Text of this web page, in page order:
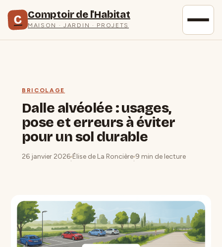
C Comptoir de l'Habitat
MAISON · JARDIN · PROJETS
BRICOLAGE
Dalle alvéolée : usages,
pose et erreurs à éviter
pour un sol durable
26 janvier 2026
·
Élise de La Roncière
·
9 min de lecture